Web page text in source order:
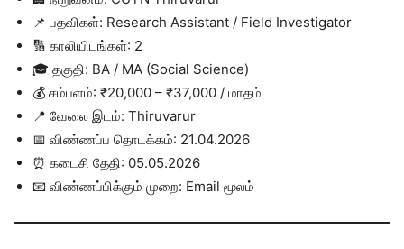
📌 பதவிகள்: Research Assistant / Field Investigator
🔢 காலியிடங்கள்: 2
🎓 தகுதி: BA / MA (Social Science)
💰 சம்பளம்: ₹20,000 – ₹37,000 / மாதம்
📍 வேலை இடம்: Thiruvarur
📅 விண்ணப்ப தொடக்கம்: 21.04.2026
⏰ கடைசி தேதி: 05.05.2026
📧 விண்ணப்பிக்கும் முறை: Email மூலம்